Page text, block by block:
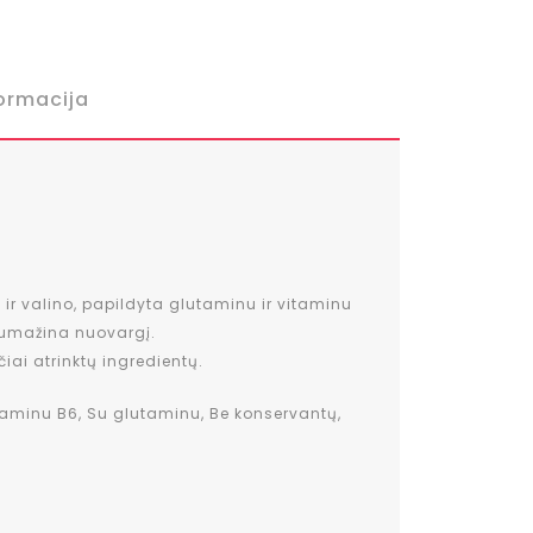
ir valino, papildyta glutaminu ir vitaminu
nuovargį.
atrinktų ingredientų.
B6, Su glutaminu, Be konservantų,